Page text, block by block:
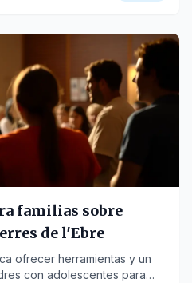
familias sobre
de l'Ebre
ofrecer herramientas y un
con adolescentes para